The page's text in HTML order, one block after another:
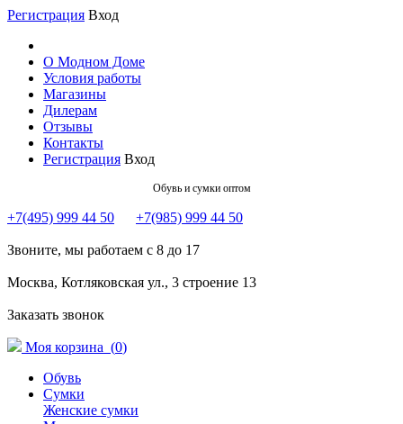
Регистрация Вход
О Модном Доме
Условия работы
Магазины
Дилерам
Отзывы
Контакты
Регистрация Вход
Обувь и сумки оптом
+7(495) 999 44 50 +7(985) 999 44 50
Звоните, мы работаем с 8 до 17
Москва, Котляковская ул., 3 строение 13
Заказать звонок
Моя корзина (0)
Обувь
Сумки
Женские сумки